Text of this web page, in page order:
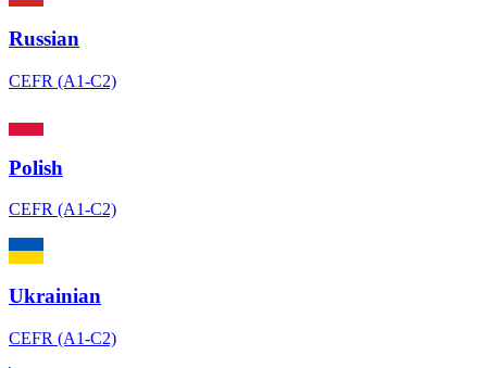
Russian
CEFR (A1-C2)
Polish
CEFR (A1-C2)
Ukrainian
CEFR (A1-C2)